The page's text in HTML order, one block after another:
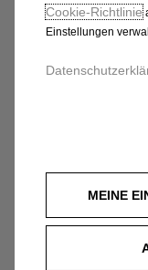
Cookie‑Richtlinie
Einstellungen
MEINE